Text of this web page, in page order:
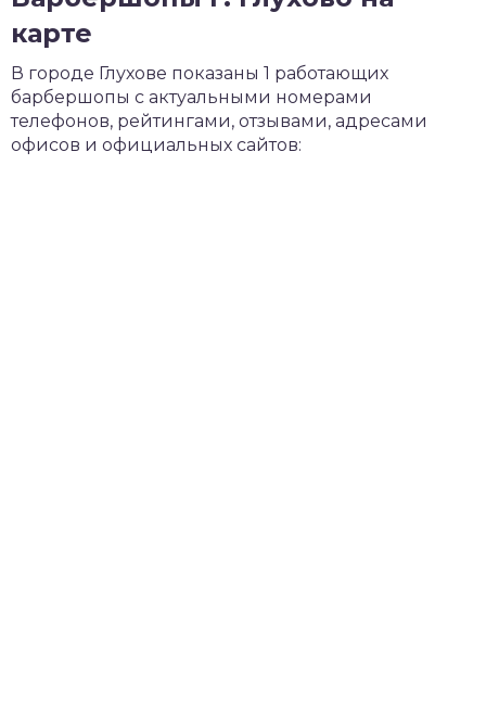
карте
В городе Глухове показаны 1 работающих
барбершопы с актуальными номерами
телефонов, рейтингами, отзывами, адресами
офисов и официальных сайтов: